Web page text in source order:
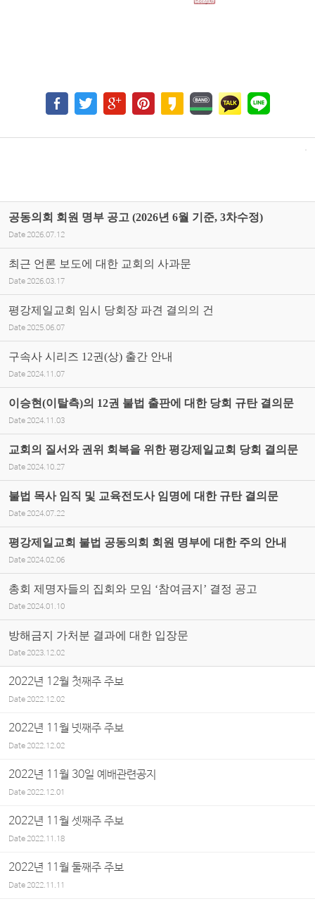
공동의회 회원 명부 공고 (2026년 6월 기준, 3차수정)
Date 2026.07.12
최근 언론 보도에 대한 교회의 사과문
Date 2026.03.17
평강제일교회 임시 당회장 파견 결의의 건
Date 2025.06.07
구속사 시리즈 12권(상) 출간 안내
Date 2024.11.07
이승현(이탈측)의 12권 불법 출판에 대한 당회 규탄 결의문
Date 2024.11.03
교회의 질서와 권위 회복을 위한 평강제일교회 당회 결의문
Date 2024.10.27
불법 목사 임직 및 교육전도사 임명에 대한 규탄 결의문
Date 2024.07.22
평강제일교회 불법 공동의회 회원 명부에 대한 주의 안내
Date 2024.02.06
총회 제명자들의 집회와 모임 ‘참여금지’ 결정 공고
Date 2024.01.10
방해금지 가처분 결과에 대한 입장문
Date 2023.12.02
2022년 12월 첫째주 주보
Date2022.12.02
2022년 11월 넷째주 주보
Date2022.12.02
2022년 11월 30일 예배관련공지
Date2022.12.01
2022년 11월 셋째주 주보
Date2022.11.18
2022년 11월 둘째주 주보
Date2022.11.11